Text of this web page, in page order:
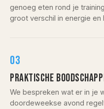
genoeg eten rond je
groot verschil in energie en
03
PRAKTISCHE
We bespreken wat er in je
doordeweekse avond